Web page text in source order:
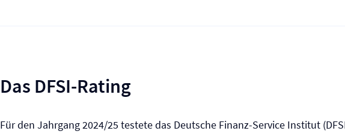
Das DFSI-Rating
Für den Jahrgang 2024/25 testete das Deutsche Finanz-Service Institut